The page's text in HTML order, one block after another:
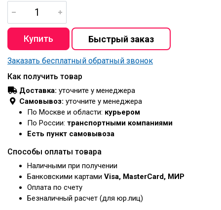
Заказать бесплатный обратный звонок
Как получить товар
Доставка: уточните у менеджера
Самовывоз: уточните у менеджера
По Москве и области: курьером
По России: транспортными компаниями
Есть пункт самовывоза
Способы оплаты товара
Наличными при получении
Банковскими картами Visa, MasterCard, МИР
Оплата по счету
Безналичный расчет (для юр.лиц)